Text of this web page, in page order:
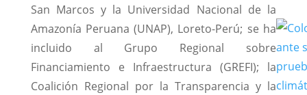
San Marcos y la Universidad Nacional de la
Amazonía Peruana (UNAP), Loreto-Perú; se ha
incluido al Grupo Regional sobre
Financiamiento e Infraestructura (GREFI); la
Coalición Regional por la Transparencia y la